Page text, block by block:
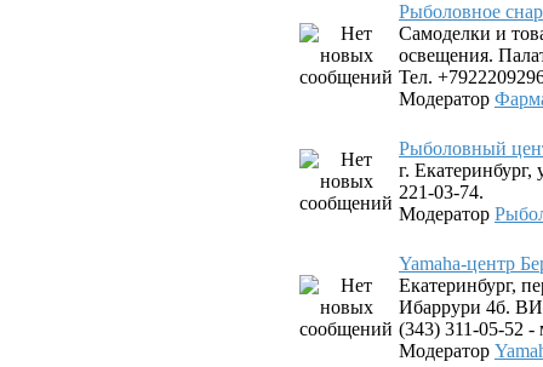
Рыболовное
Самоделки и
освещения.
Тел.
Модератор
Рыболовный
г.
221-03-74.
Модератор
Yamaha-центр
Екатеринбург,
Ибаррури 4б.
(343) 311-05-52
Модератор